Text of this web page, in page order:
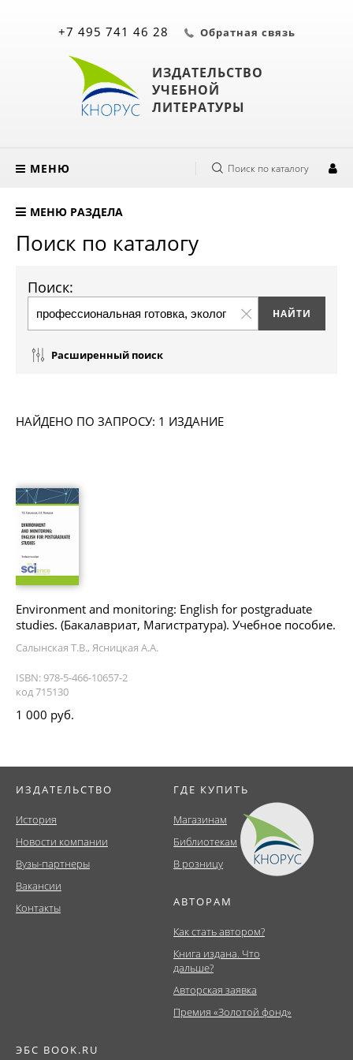
ИЗДАТЕЛЬСТВО
УЧЕБНОЙ
ЛИТЕРАТУРЫ
+7 495 741 46 28 Обратная связь
МЕНЮ Поиск по каталогу
МЕНЮ РАЗДЕЛА
Поиск по каталогу
Поиск:
Расширенный поиск
НАЙДЕНО ПО ЗАПРОСУ: 1 ИЗДАНИЕ
Environment and monitoring: English for postgraduate
studies. (Бакалавриат, Магистратура). Учебное пособие.
Салынская Т.В., Ясницкая А.А.
ISBN: 978-5-466-10657-2
код 715130
1 000 руб.
ИЗДАТЕЛЬСТВО
История
Новости компании
Вузы-партнеры
Вакансии
Контакты
ГДЕ КУПИТЬ
Магазинам
Библиотекам
В розницу
АВТОРАМ
Как стать автором?
Книга издана. Что
дальше?
Авторская заявка
Премия «Золотой фонд»
ЭБС BOOK.RU